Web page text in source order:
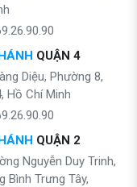
QUẬN 4
Diệu, Phường 8,
Hồ Chí Minh
QUẬN 2
Nguyễn Duy Trinh,
Bình Trưng Tây,